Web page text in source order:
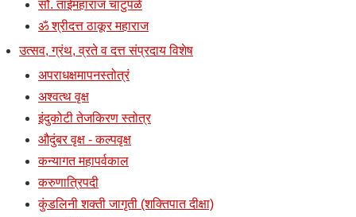
सौ. ताईमहाराज चाटुपळे
ॐ श्रीदत्त ठाकूर महाराज
उत्सव, ग्रंथ, व्रते व दत्त संप्रदाय विशेष
अपराधक्षमापनस्तोत्रं
अश्वत्थ वृक्ष
इंदुकोटी तेजकिरण स्तोत्र
औदुंबर वृक्ष - कल्पवृक्ष
कन्यागत महापर्वकाल
करुणात्रिपदी
कुंडलिनी शक्ती जागृती (शक्तिपात दीक्षा)